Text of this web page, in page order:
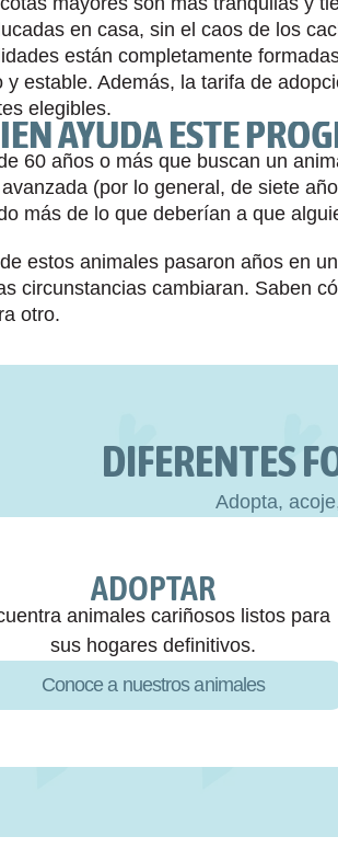
en casa, sin el caos de los
están completamente
y estable. Además, la tarifa de
elegibles.
AYUDA ESTE
60 años o más que buscan un
(por lo general, de siete
más de lo que deberían a que
estos animales pasaron años en
circunstancias cambiaran. Saben
otro.
DIFERENTES
Adopta,
ADOPTAR
animales cariñosos listos para
sus hogares definitivos.
Conoce a nuestros animales